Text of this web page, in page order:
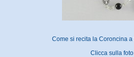
Come si recita la Coroncina
Clicca sulla foto